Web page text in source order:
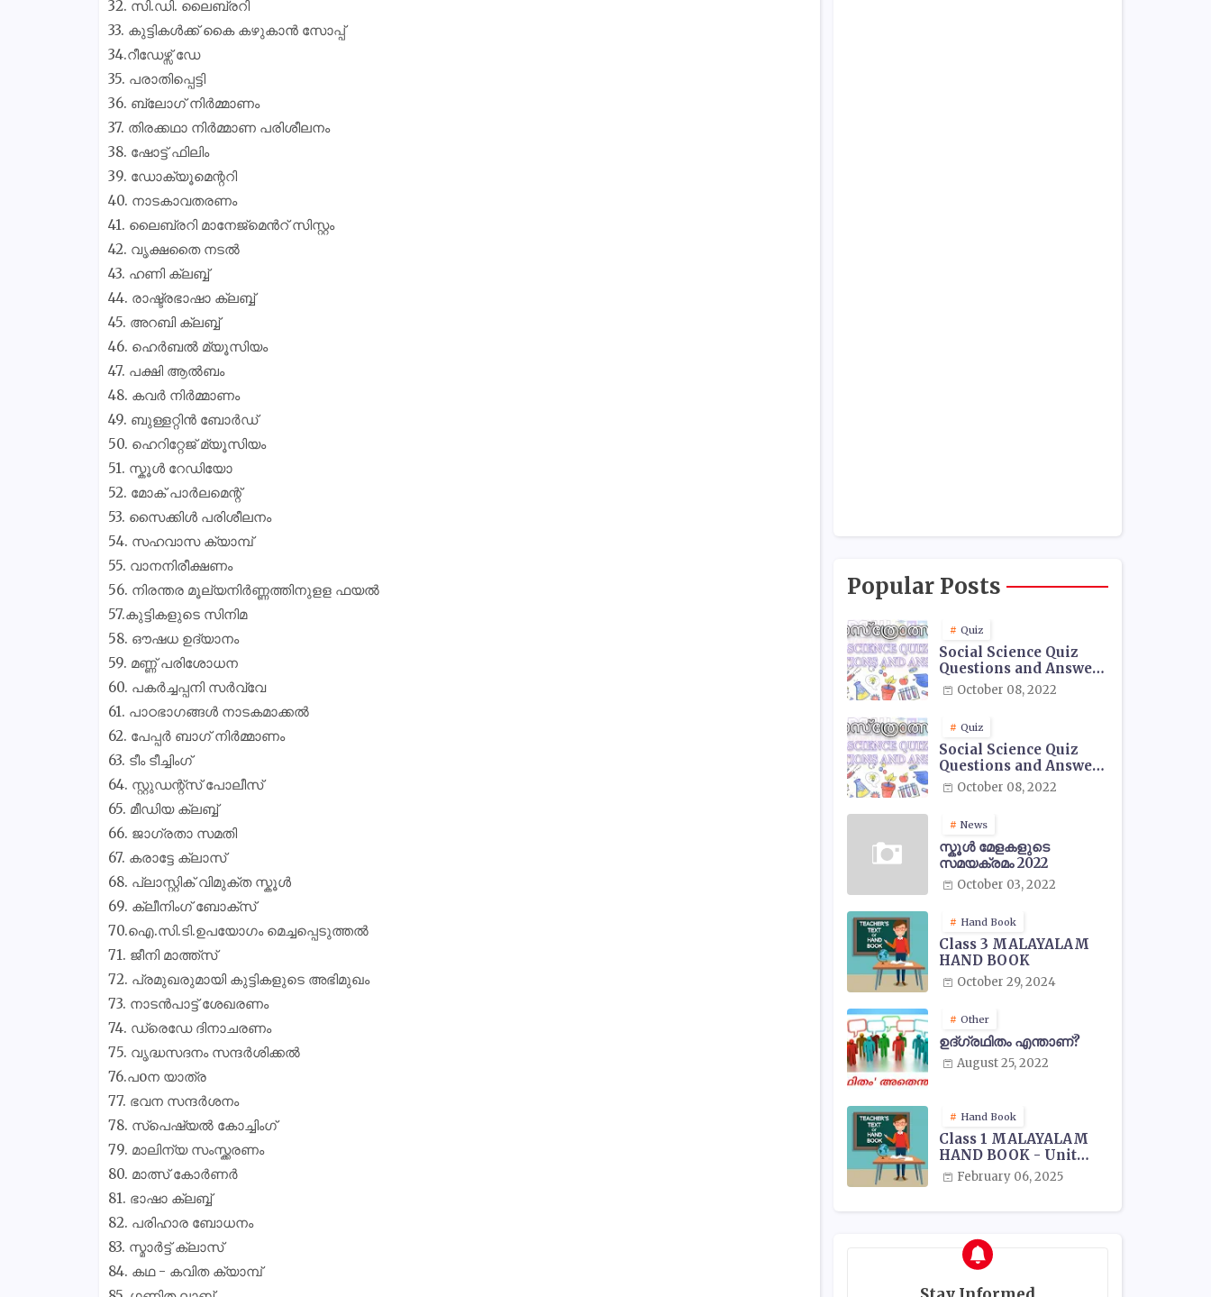
32. സി.ഡി. ലൈബ്രറി
33. കുട്ടികൾക്ക് കൈ കഴുകാൻ സോപ്പ്
34.റീഡേഴ്സ് ഡേ
35. പരാതിപ്പെട്ടി
36. ബ്ലോഗ് നിർമ്മാണം
37. തിരക്കഥാ നിർമ്മാണ പരിശീലനം
38. ഷോട്ട് ഫിലിം
39. ഡോക്യൂമെന്ററി
40. നാടകാവതരണം
41. ലൈബ്രറി മാനേജ്മെൻറ് സിസ്റ്റം
42. വൃക്ഷതൈ നടൽ
43. ഹണി ക്ലബ്ബ്
44. രാഷ്ട്രഭാഷാ ക്ലബ്ബ്
45. അറബി ക്ലബ്ബ്
46. ഹെർബൽ മ്യൂസിയം
47. പക്ഷി ആൽബം
48. കവർ നിർമ്മാണം
49. ബുള്ളറ്റിൻ ബോർഡ്
50. ഹെറിറ്റേജ് മ്യൂസിയം
51. സ്കൂൾ റേഡിയോ
52. മോക് പാർലമെന്റ്
53. സൈക്കിൾ പരിശീലനം
54. സഹവാസ ക്യാമ്പ്
55. വാനനിരീക്ഷണം
56. നിരന്തര മൂല്യനിർണ്ണത്തിനുളള ഫയൽ
57.കുട്ടികളുടെ സിനിമ
58. ഔഷധ ഉദ്യാനം
59. മണ്ണ് പരിശോധന
60. പകർച്ചപ്പനി സർവ്വേ
61. പാഠഭാഗങ്ങൾ നാടകമാക്കൽ
62. പേപ്പർ ബാഗ് നിർമ്മാണം
63. ടീം ടീച്ചിംഗ്
64. സ്റ്റുഡന്റ്സ് പോലീസ്
65. മീഡിയ ക്ലബ്ബ്
66. ജാഗ്രതാ സമതി
67. കരാട്ടേ ക്ലാസ്
68. പ്ലാസ്റ്റിക് വിമുക്ത സ്കൂൾ
69. ക്ലീനിംഗ് ബോക്സ്
70.ഐ.സി.ടി.ഉപയോഗം മെച്ചപ്പെടുത്തൽ
71. ജീനി മാത്ത്സ്
72. പ്രമുഖരുമായി കുട്ടികളുടെ അഭിമുഖം
73. നാടൻപാട്ട് ശേഖരണം
74. ഡ്രെഡേ ദിനാചരണം
75. വൃദ്ധസദനം സന്ദർശിക്കൽ
76.പoന യാത്ര
77. ഭവന സന്ദർശനം
78. സ്പെഷ്യൽ കോച്ചിംഗ്
79. മാലിന്യ സംസ്ക്കരണം
80. മാത്സ് കോർണർ
81. ഭാഷാ ക്ലബ്ബ്
82. പരിഹാര ബോധനം
83. സ്മാർട്ട് ക്ലാസ്
84. കഥ - കവിത ക്യാമ്പ്
Popular Posts
Quiz
Social Science Quiz
Questions and Answers
- 01October 08, 2022
Quiz
Social Science Quiz
Questions and Answers
- 02October 08, 2022
News
സ്കൂൾ മേളകളുടെ
സമയക്രമം 2022
October 03, 2022
Hand Book
Class 3 MALAYALAM
HAND BOOK
October 29, 2024
Other
ഉദ്ഗ്രഥിതം എന്താണ്?
August 25, 2022
Hand Book
Class 1 MALAYALAM
HAND BOOK - Unit
WiseFebruary 06, 2025